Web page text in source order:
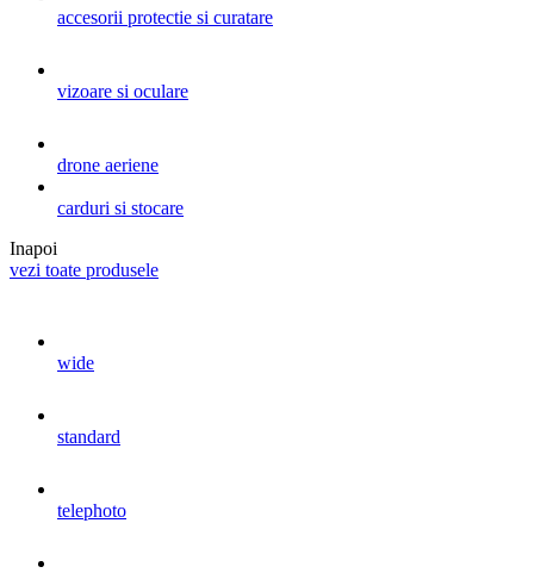
accesorii protectie si curatare
vizoare si oculare
drone aeriene
carduri si stocare
Inapoi
vezi toate produsele
wide
standard
telephoto